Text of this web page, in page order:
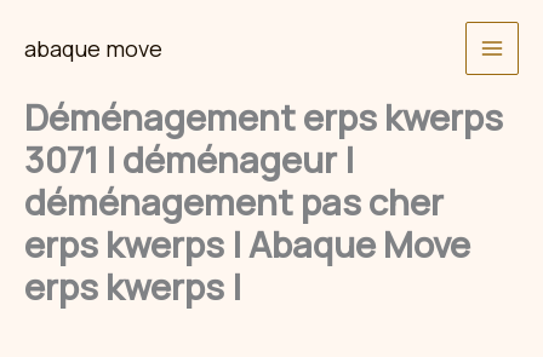
abaque move
Déménagement erps kwerps
3071 | déménageur |
déménagement pas cher
erps kwerps | Abaque Move
erps kwerps |